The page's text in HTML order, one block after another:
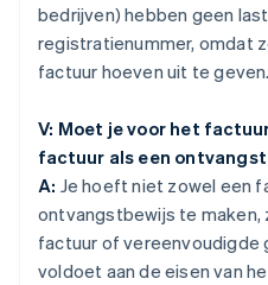
bedrijven) hebben geen
registratienummer, omdat
factuur hoeven uit te geven.
V: Moet je voor het
factuur als een
A: Je hoeft niet zowel een
ontvangstbewijs te
factuur of
voldoet aan de eisen van